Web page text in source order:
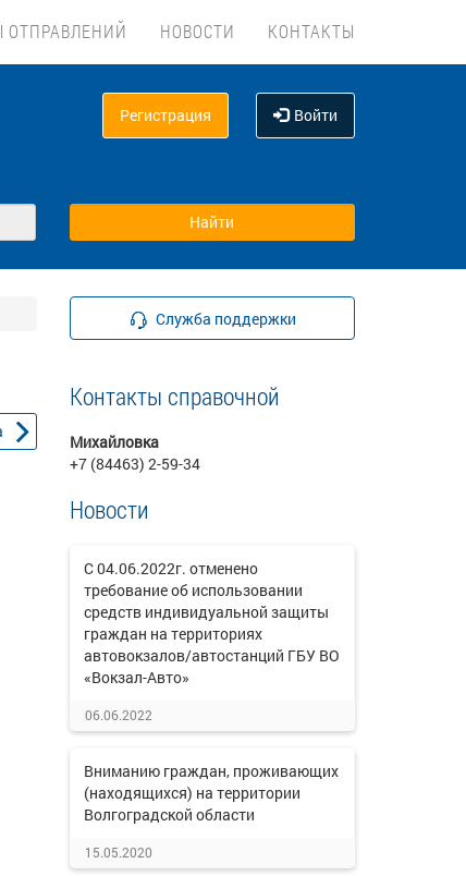
ОТПРАВЛЕНИЙ НОВОСТИ КОНТАКТЫ
Регистрация Войти
Служба поддержки
Контакты справочной
Михайловка
+7 (84463) 2-59-34
Новости
С 04.06.2022г. отменено
требование об использовании
средств индивидуальной защиты
граждан на территориях
автовокзалов/автостанций ГБУ ВО
«Вокзал-Авто»
06.06.2022
Вниманию граждан, проживающих
(находящихся) на территории
Волгоградской области
15.05.2020